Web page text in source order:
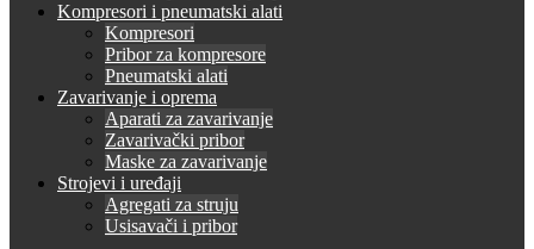
Kompresori i pneumatski alati
Kompresori
Pribor za kompresore
Pneumatski alati
Zavarivanje i oprema
Aparati za zavarivanje
Zavarivački pribor
Maske za zavarivanje
Strojevi i uređaji
Agregati za struju
Usisavači i pribor